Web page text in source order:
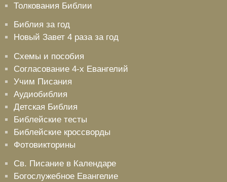
Толкования Библии
Библия за год
Новый Завет 4 раза за год
Схемы и пособия
Согласование 4-х Евангелий
Учим Писания
Аудиобиблия
Детская Библия
Библейские тесты
Библейские кроссворды
Фотовикторины
Св. Писание в Календаре
Богослужебное Евангелие